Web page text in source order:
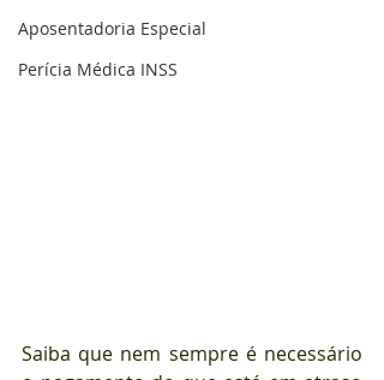
Aposentadoria Especial
Perícia Médica INSS
Saiba que nem sempre é necessário